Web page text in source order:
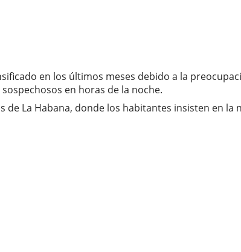
en los últimos meses debido a la
en horas de la noche.
de La Habana, donde los habitantes insisten en